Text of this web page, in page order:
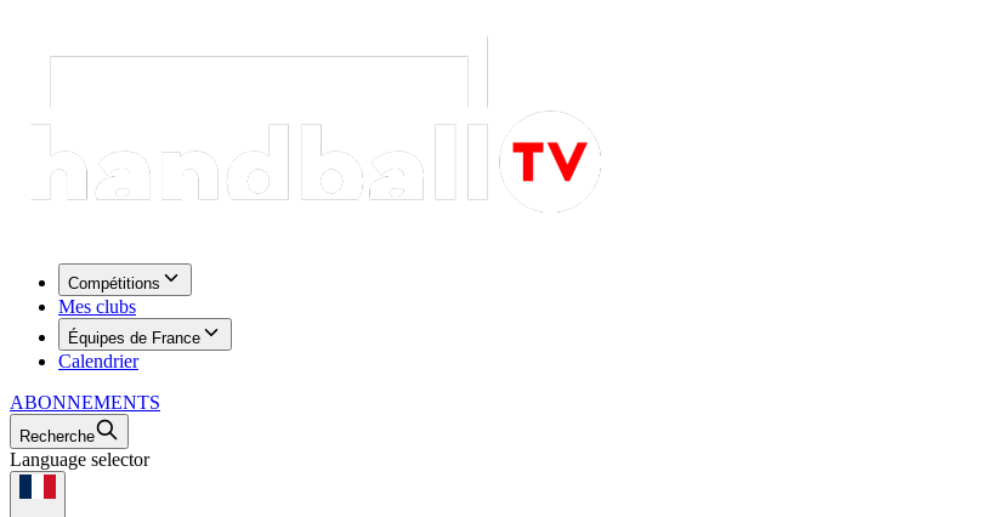
Compétitions
Mes clubs
Équipes de France
Calendrier
ABONNEMENTS
Recherche
Language selector